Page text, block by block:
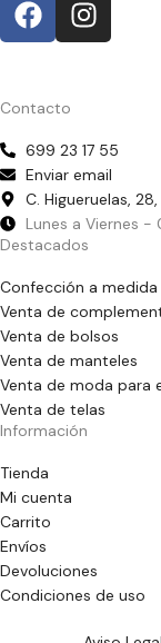
Contacto
699 23 17 55
Enviar email
C. Higueruelas,
Lunes a Viernes -
Destacados
Confección a medida
Venta de
Venta de bolsos
Venta de manteles
Venta de moda para
Venta de telas
Información
Tienda
Mi cuenta
Carrito
Envíos
Devoluciones
Condiciones de uso